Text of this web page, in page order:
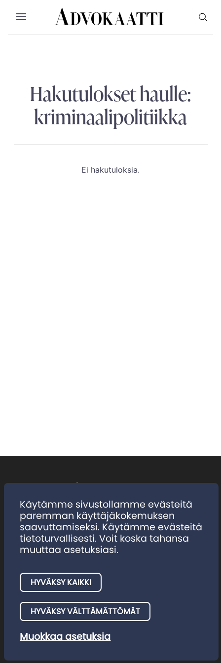
Avaa valikko
Valikon voit myös sulkea painamalla
Advokaatti etusivulle
Hakutulokset haulle:
kriminaalipolitiikka
Ei hakutuloksia.
Lehtiarkisto
Ota yhteyttä
Tilaa uutiskirje
Käytämme sivustollamme evästeitä
paremman käyttäjäkokemuksen
saavuttamiseksi. Käytämme evästeitä
tietoturvallisesti. Voit koska tahansa
muuttaa asetuksiasi.
HYVÄKSY VÄLTTÄMÄTTÖMÄT
HYVÄKSY KAIKKI
Muokkaa asetuksia